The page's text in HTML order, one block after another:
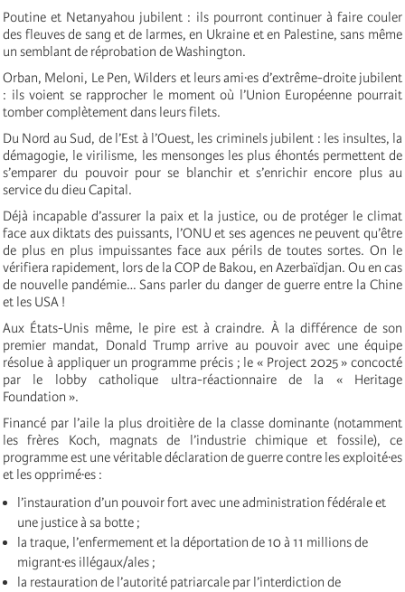
Poutine et Netanyahou jubilent : ils pourront continuer à faire couler
des fleuves de sang et de larmes, en Ukraine et en Palestine, sans même
un semblant de réprobation de Washington.
Orban, Meloni, Le Pen, Wilders et leurs ami·es d’extrême-droite jubilent
: ils voient se rapprocher le moment où l’Union Européenne pourrait
tomber complètement dans leurs filets.
Du Nord au Sud, de l’Est à l’Ouest, les criminels jubilent : les insultes, la
démagogie, le virilisme, les mensonges les plus éhontés permettent de
s’emparer du pouvoir pour se blanchir et s’enrichir encore plus au
service du dieu Capital.
Déjà incapable d’assurer la paix et la justice, ou de protéger le climat
face aux diktats des puissants, l’ONU et ses agences ne peuvent qu’être
de plus en plus impuissantes face aux périls de toutes sortes. On le
vérifiera rapidement, lors de la COP de Bakou, en Azerbaïdjan. Ou en cas
de nouvelle pandémie… Sans parler du danger de guerre entre la Chine
et les USA !
Aux États-Unis même, le pire est à craindre. À la différence de son
premier mandat, Donald Trump arrive au pouvoir avec une équipe
résolue à appliquer un programme précis ; le « Project 2025 » concocté
par le lobby catholique ultra-réactionnaire de la « Heritage
Foundation ».
Financé par l’aile la plus droitière de la classe dominante (notamment
les frères Koch, magnats de l’industrie chimique et fossile), ce
programme est une véritable déclaration de guerre contre les exploité·es
et les opprimé·es :
l’instauration d’un pouvoir fort avec une administration fédérale et
une justice à sa botte ;
la traque, l’enfermement et la déportation de 10 à 11 millions de
migrant·es illégaux/ales ;
la restauration de l’autorité patriarcale par l’interdiction de